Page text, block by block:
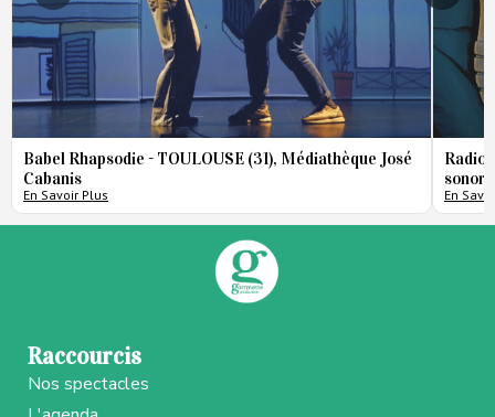
Babel Rhapsodie - TOULOUSE (31), Médiathèque José
Cabanis
En Savoir Plus
Radio
En
Raccourcis
Nos spectacles